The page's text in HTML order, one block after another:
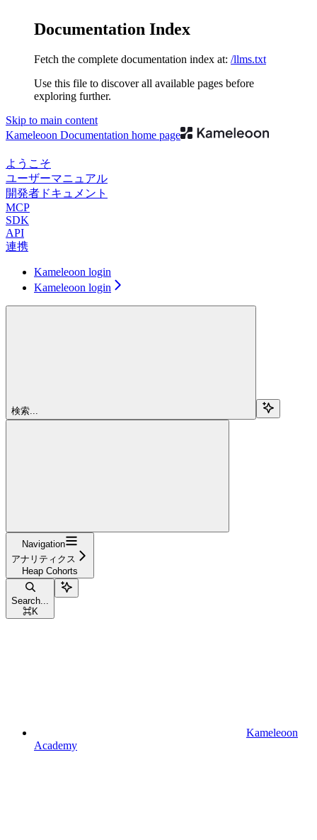
Documentation Index
Fetch the complete documentation index at: /llms.txt
Use this file to discover all available pages before
exploring further.
Skip to main content
Kameleoon Documentation home page
ようこそ
ユーザーマニュアル
開発者ドキュメント
MCP
SDK
API
連携
Kameleoon login
Kameleoon login
検索...
Navigation
アナリティクス
Heap Cohorts
Search...
⌘K
Kameleoon
Academy